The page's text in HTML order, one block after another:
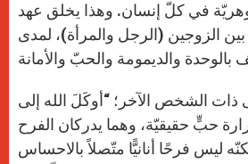
في كلّ إنسان. وهذا يخلق عهد
الزوجين (الرجل والمرأة)، لمدى
ذات الشخص الآخر؛ “أوكَلَ الله إلى
حبٍّ حقيقيّة، وهما يدركان الفرح
ليس فرحًا أنانيًّا متّصلاً بالاحساس